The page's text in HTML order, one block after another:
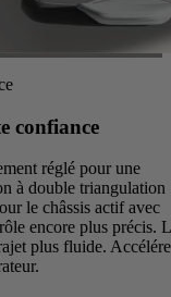
confiance
réglé pour une
à double triangulation
le châssis actif avec
encore plus précis.
plus fluide.